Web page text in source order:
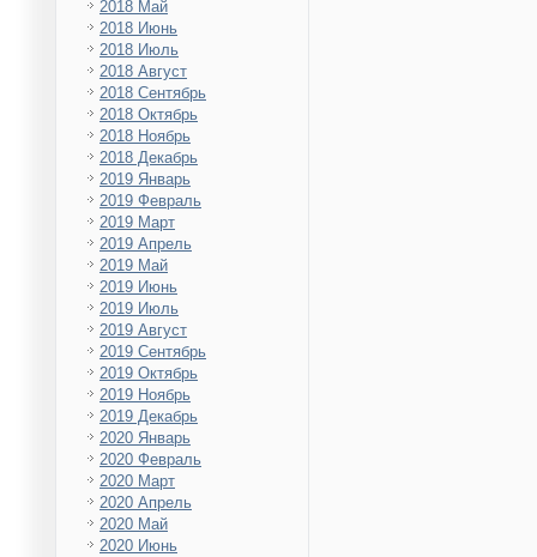
2018 Май
2018 Июнь
2018 Июль
2018 Август
2018 Сентябрь
2018 Октябрь
2018 Ноябрь
2018 Декабрь
2019 Январь
2019 Февраль
2019 Март
2019 Апрель
2019 Май
2019 Июнь
2019 Июль
2019 Август
2019 Сентябрь
2019 Октябрь
2019 Ноябрь
2019 Декабрь
2020 Январь
2020 Февраль
2020 Март
2020 Апрель
2020 Май
2020 Июнь